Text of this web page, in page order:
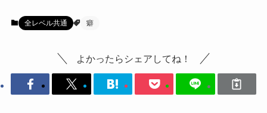
全レベル共通 癖
よかったらシェアしてね！